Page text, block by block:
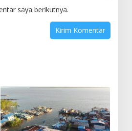
saya berikutnya.